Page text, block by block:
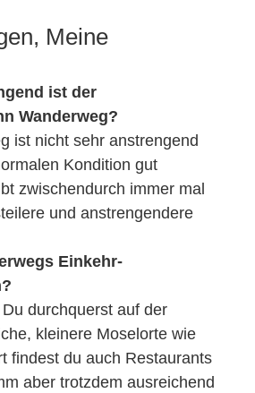
Meine
ist der
Wanderweg?
ist nicht sehr anstrengend
Kondition gut
zwischendurch immer mal
und anstrengendere
Einkehr-
durchquerst auf der
kleinere Moselorte wie
findest du auch Restaurants
aber trotzdem ausreichend